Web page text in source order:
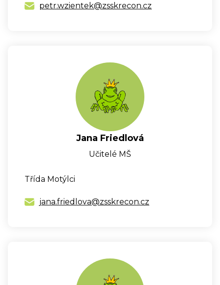
petr.wzientek@zsskrecon.cz
Jana Friedlová
Učitelé MŠ
Třída Motýlci
jana.friedlova@zsskrecon.cz